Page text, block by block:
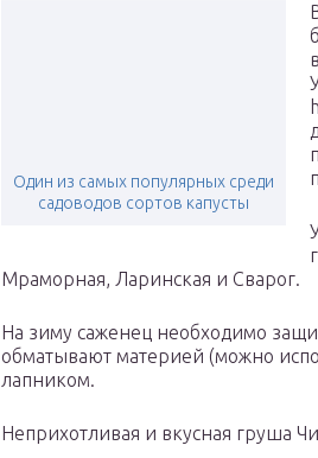
Один из самых популярных среди
садоводов сортов капусты
Мраморная, Ларинская и Сварог.
На зиму саженец необходимо
обматывают материей (можно
лапником.
Неприхотливая и вкусная груша